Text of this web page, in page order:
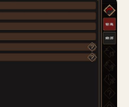
厚）大量信用
有武器、改装配